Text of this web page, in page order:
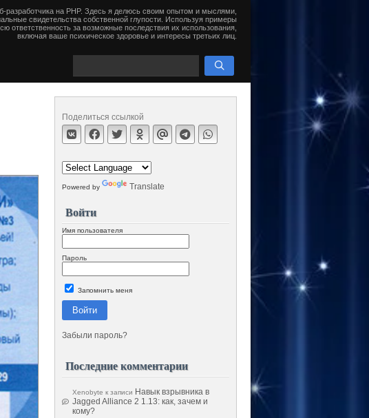
разработчика на PHP. Здесь я делюсь своим опытом и мыслями,
свидетельства собственной глупости. Используя примеры
ответственность за возможные последствия их использования,
включая ваше психическое здоровье и интересы третьих лиц.
Поделиться ссылкой
Powered by Translate
Войти
Имя пользователя
Пароль
Запомнить меня
Войти
Забыли пароль?
Последние комментарии
Xenobyte к записи Навык взрывника в
Jagged Alliance 2 1.13: как, зачем и
кому?